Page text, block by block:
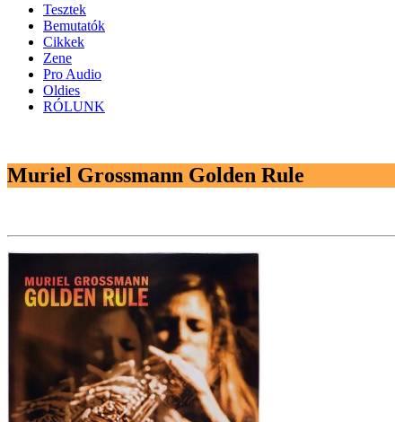
Tesztek
Bemutatók
Cikkek
Zene
Pro Audio
Oldies
RÓLUNK
Muriel Grossmann Golden Rule